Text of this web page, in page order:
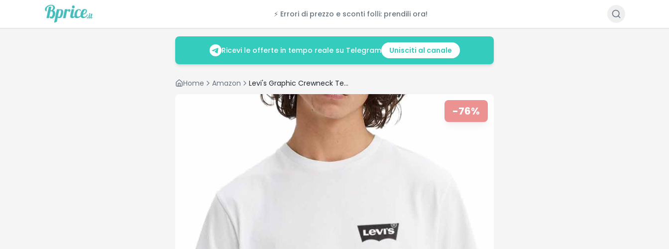
⚡ Errori di prezzo e sconti folli: prendili ora!
Ricevi le offerte in tempo reale su Telegram Unisciti al canale
Home Amazon Levi's Graphic Crewneck Tee Uomo: offerta a €17.75 (-76%)
-76%